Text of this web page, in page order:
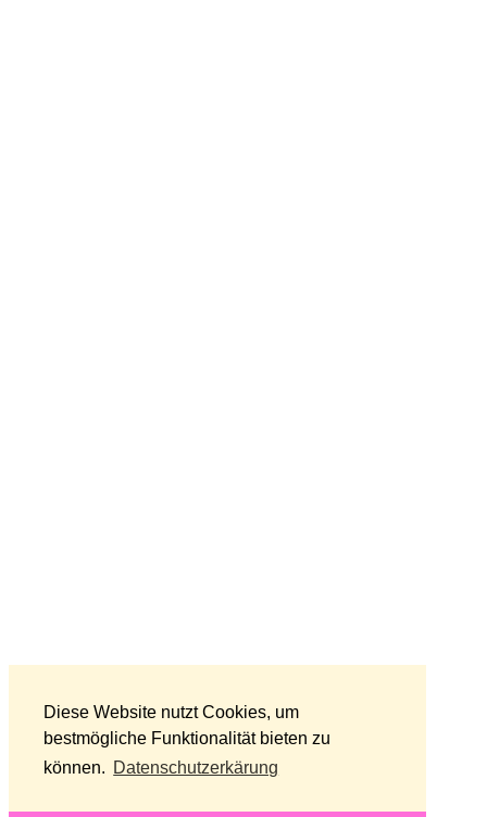
Diese Website nutzt Cookies, um
bestmögliche Funktionalität bieten zu
können. Datenschutzerkärung